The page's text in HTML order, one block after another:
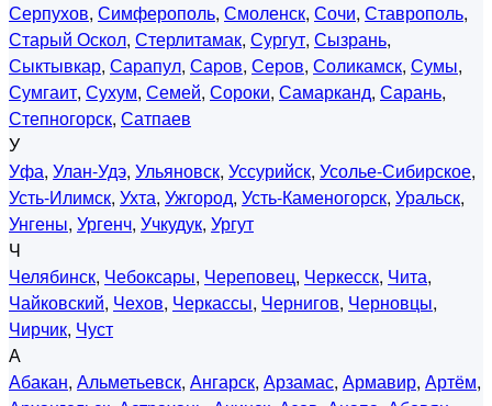
Серпухов, Симферополь, Смоленск, Сочи, Ставрополь,
Старый Оскол, Стерлитамак, Сургут, Сызрань,
Сыктывкар, Сарапул, Саров, Серов, Соликамск, Сумы,
Сумгаит, Сухум, Семей, Сороки, Самарканд, Сарань,
Степногорск, Сатпаев
У
Уфа, Улан-Удэ, Ульяновск, Уссурийск, Усолье-Сибирское,
Усть-Илимск, Ухта, Ужгород, Усть-Каменогорск, Уральск,
Унгены, Ургенч, Учкудук, Ургут
Ч
Челябинск, Чебоксары, Череповец, Черкесск, Чита,
Чайковский, Чехов, Черкассы, Чернигов, Черновцы,
Чирчик, Чуст
А
Абакан, Альметьевск, Ангарск, Арзамас, Армавир, Артём,